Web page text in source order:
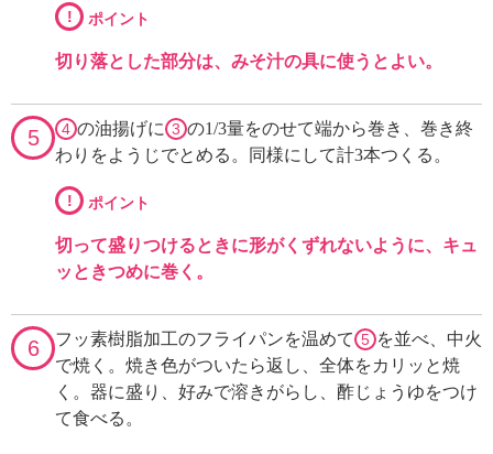
! ポイント
切り落とした部分は、みそ汁の具に使うとよい。
5 4 の油揚げに 3 の1/3量をのせて端から巻き、巻き終
わりをようじでとめる。同様にして計3本つくる。
! ポイント
切って盛りつけるときに形がくずれないように、キュ
ッときつめに巻く。
6 フッ素樹脂加工のフライパンを温めて 5 を並べ、中火
で焼く。焼き色がついたら返し、全体をカリッと焼
く。器に盛り、好みで溶きがらし、酢じょうゆをつけ
て食べる。